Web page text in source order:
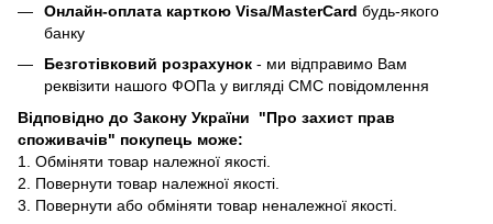
Онлайн-оплата карткою Visa/MasterCard будь-якого
банку
Безготівковий розрахунок - ми відправимо Вам
реквізити нашого ФОПа у вигляді СМС повідомлення
Відповідно до Закону України "Про захист прав
споживачів" покупець може:
1. Обміняти товар належної якості.
2. Повернути товар належної якості.
3. Повернути або обміняти товар неналежної якості.